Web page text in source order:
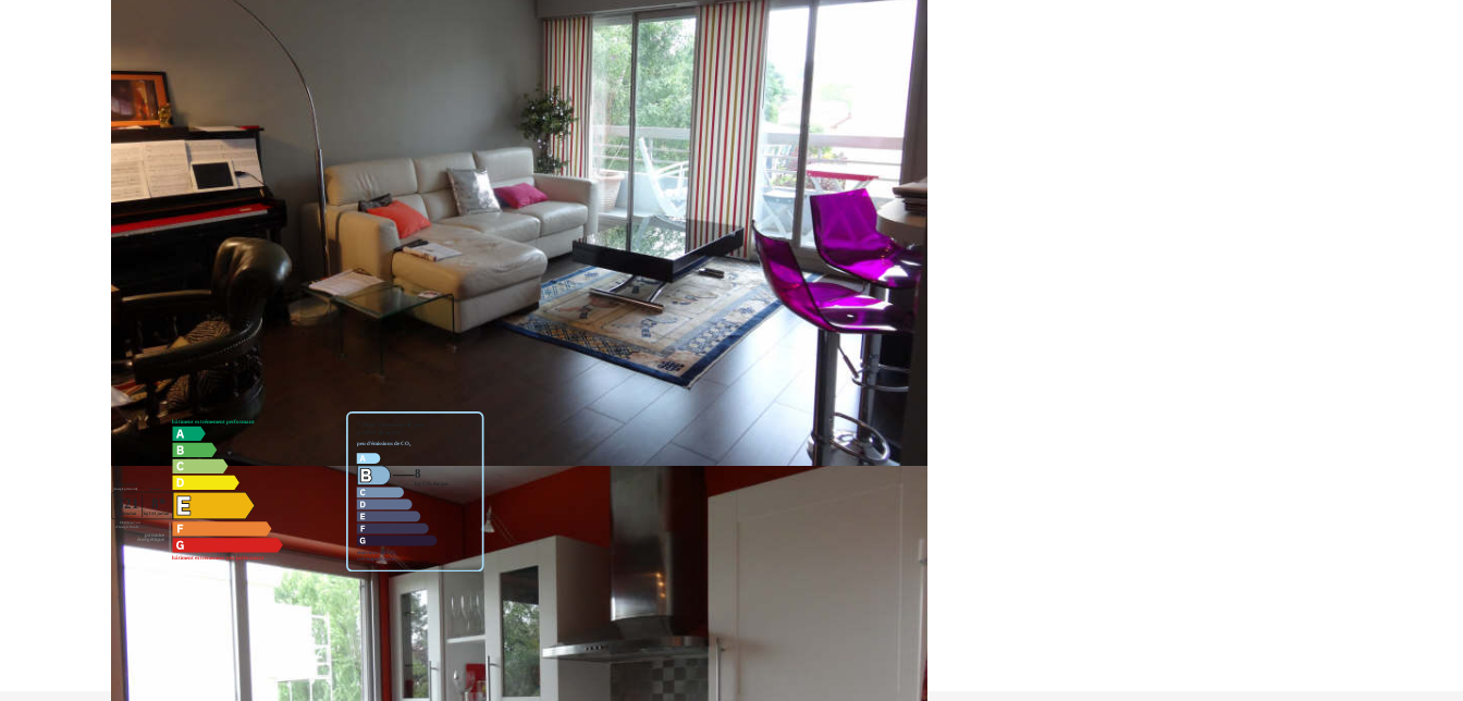
SOISY PLEIN CENTRE VILLE : Dans résidence standing, vaste 2 pièces en parfait état 47m2 comp. : entreé +
placard, séjour sur balcon 10m2 avec vue dégagée, cuisine équipée américaine, chambre, s/d'eau + wc, cave et
parking s/sol. CALME, TOUTES COMMODITES SUR PLACE. COUP DE COEUR
Honoraires à la charge du vendeur
Nos honoraires
Classes DPE/GES
Partager :